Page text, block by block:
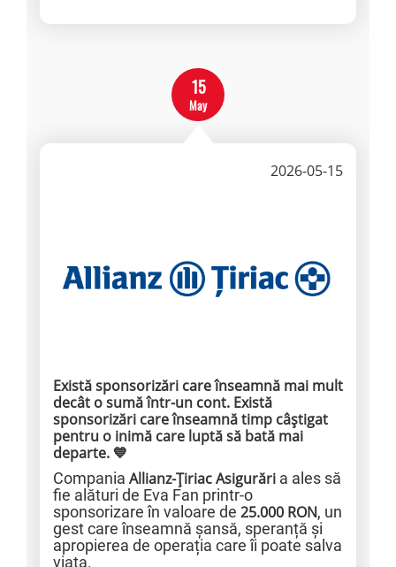
15
May
2026-05-15
Există sponsorizări care înseamnă mai mult
decât o sumă într-un cont. Există
sponsorizări care înseamnă timp câștigat
pentru o inimă care luptă să bată mai
departe. 💙
Compania Allianz-Țiriac Asigurări a ales să
fie alături de Eva Fan printr-o
sponsorizare în valoare de 25.000 RON, un
gest care înseamnă șansă, speranță și
apropierea de operația care îi poate salva
viața.